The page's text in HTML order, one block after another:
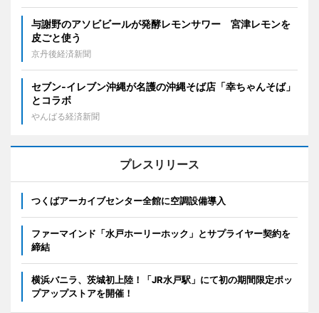
与謝野のアソビビールが発酵レモンサワー 宮津レモンを
皮ごと使う
京丹後経済新聞
セブン‐イレブン沖縄が名護の沖縄そば店「幸ちゃんそば」
とコラボ
やんばる経済新聞
プレスリリース
つくばアーカイブセンター全館に空調設備導入
ファーマインド「水戸ホーリーホック」とサプライヤー契約を
締結
横浜バニラ、茨城初上陸！「JR水戸駅」にて初の期間限定ポッ
プアップストアを開催！